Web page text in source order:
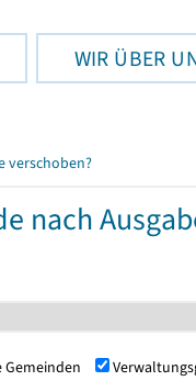
WIR ÜBER
verschoben?
nach